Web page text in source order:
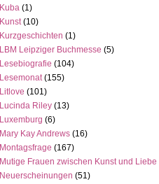
Kuba (1)
Kunst (10)
Kurzgeschichten (1)
LBM Leipziger Buchmesse (5)
Lesebiografie (104)
Lesemonat (155)
Litlove (101)
Lucinda Riley (13)
Luxemburg (6)
Mary Kay Andrews (16)
Montagsfrage (167)
Mutige Frauen zwischen Kunst und Liebe
Neuerscheinungen (51)